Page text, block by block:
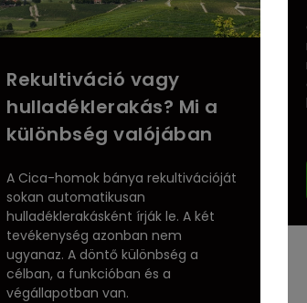
Rekultiváció vagy
hulladéklerakás? Mi a
különbség valójában
A Cica-homok bánya rekultivációját
sokan automatikusan
hulladéklerakásként írják le. A két
tevékenység azonban nem
ugyanaz. A döntő különbség a
célban, a funkcióban és a
végállapotban van.